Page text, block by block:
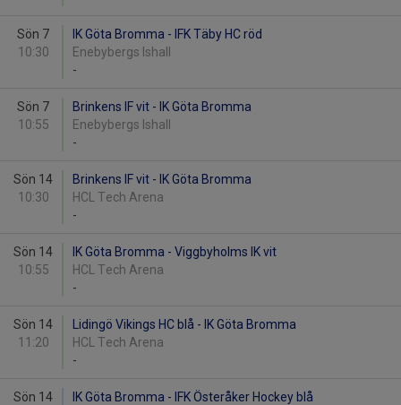
Sön 7
10:30
IK Göta Bromma - IFK Täby HC röd
Enebybergs Ishall
-
Sön 7
10:55
Brinkens IF vit - IK Göta Bromma
Enebybergs Ishall
-
Sön 14
10:30
Brinkens IF vit - IK Göta Bromma
HCL Tech Arena
-
Sön 14
10:55
IK Göta Bromma - Viggbyholms IK vit
HCL Tech Arena
-
Sön 14
11:20
Lidingö Vikings HC blå - IK Göta Bromma
HCL Tech Arena
-
Sön 14
IK Göta Bromma - IFK Österåker Hockey blå